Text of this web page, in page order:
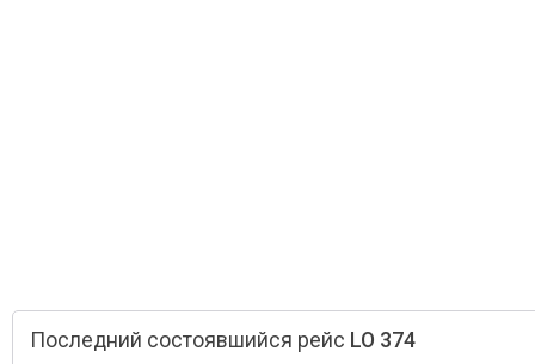
Последний состоявшийся рейс LO 374